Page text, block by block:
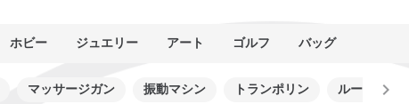
ホビー ジュエリー アート ゴルフ バッグ
マッサージガン 振動マシン トランポリン ルームバイ